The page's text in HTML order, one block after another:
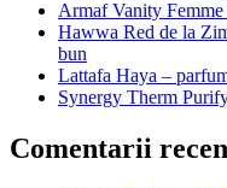
Armaf Vanity
Hawwa Red de la
bun
Lattafa Haya –
Synergy Therm
Comentarii